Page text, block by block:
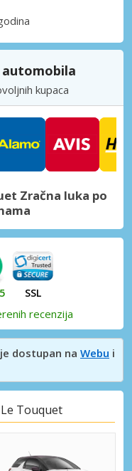
automobila
kupaca
Zračna luka po
SSL
recenzija
dostupan na Webu i
Touquet